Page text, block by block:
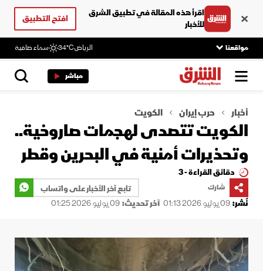
اقرأ هذه المقالة في تطبيق الشرق
للأخبار
افتح التطبيق
مواقعنا الرياض34°C سماء صافية
مباشر
أخبار حرب إيران الكويت
الكويت تتصدى لهجمات صاروخية..
وتحذيرات أمنية في البحرين وقطر
دقائق القراءة - 3
شارك
تابع آخر الأخبار على واتساب
نُشر:09 يوليو 2026 01:13 آخر تحديث:09 يوليو 2026 01:25